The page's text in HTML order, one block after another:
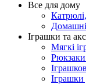
Все для дому
Іграшки та
Мягкі
Іграшки